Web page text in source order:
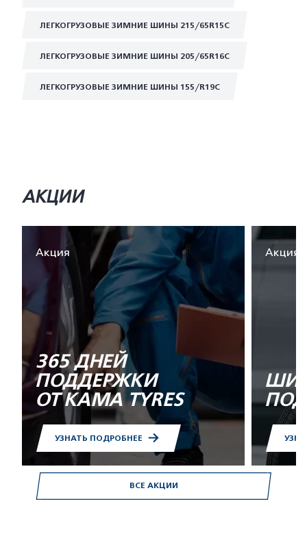
ЛЕГКОГРУЗОВЫЕ ЗИМНИЕ ШИНЫ 215/65R15C
ЛЕГКОГРУЗОВЫЕ ЗИМНИЕ ШИНЫ 205/65R16C
ЛЕГКОГРУЗОВЫЕ ЗИМНИЕ ШИНЫ 155/R19C
ВСЕ АКЦИИ
АКЦИИ
Акция
365 ДНЕЙ
ПОДДЕРЖКИ
ОТ KAMA TYRES
УЗНАТЬ ПОДРОБНЕЕ
Акция